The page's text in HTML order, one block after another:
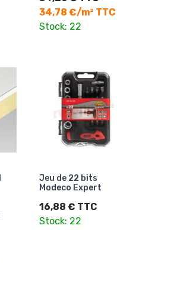
34,78 €/m² TTC
Stock: 22
Jeu de 22 bits
Modeco Expert
16,88 € TTC
Stock: 22